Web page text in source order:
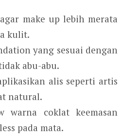
make up lebih merata
kulit.
yang sesuai dengan
abu-abu.
alis seperti artis
natural.
warna coklat keemasan
pada mata.